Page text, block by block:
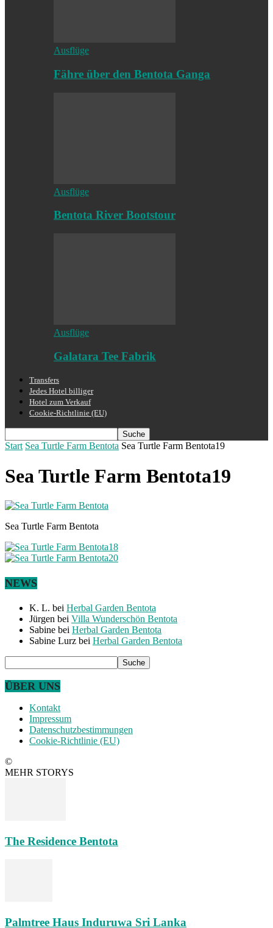
Ausflüge
Fähre über den Bentota Ganga
Ausflüge
Bentota River Bootstour
Ausflüge
Galatara Tee Fabrik
Transfers
Jedes Hotel billiger
Hotel zum Verkauf
Cookie-Richtlinie (EU)
Start Sea Turtle Farm Bentota Sea Turtle Farm Bentota19
Sea Turtle Farm Bentota19
Sea Turtle Farm Bentota
NEWS
K. L. bei Herbal Garden Bentota
Jürgen bei Villa Wunderschön Bentota
Sabine bei Herbal Garden Bentota
Sabine Lurz bei Herbal Garden Bentota
ÜBER UNS
Kontakt
Impressum
Datenschutzbestimmungen
Cookie-Richtlinie (EU)
©
MEHR STORYS
The Residence Bentota
Palmtree Haus Induruwa Sri Lanka